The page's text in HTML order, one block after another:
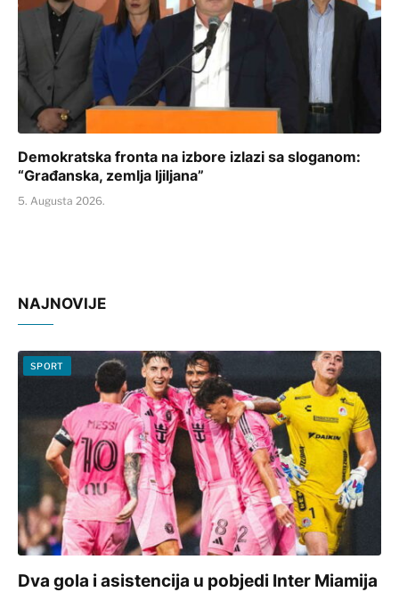
Demokratska fronta na izbore izlazi sa sloganom:
“Građanska, zemlja ljiljana”
5. Augusta 2026.
NAJNOVIJE
SPORT
Dva gola i asistencija u pobjedi Inter Miamija